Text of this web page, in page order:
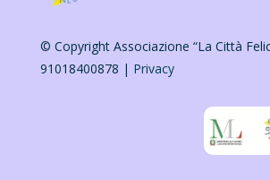
© Copyright Associazione “La Città
91018400878 | Privacy